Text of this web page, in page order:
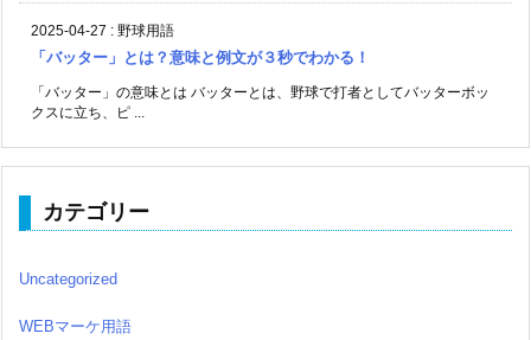
2025-04-27 : 野球用語
「バッター」とは？意味と例文が３秒でわかる！
「バッター」の意味とは バッターとは、野球で打者としてバッターボッ
クスに立ち、ピ ...
カテゴリー
Uncategorized
WEBマーケ用語